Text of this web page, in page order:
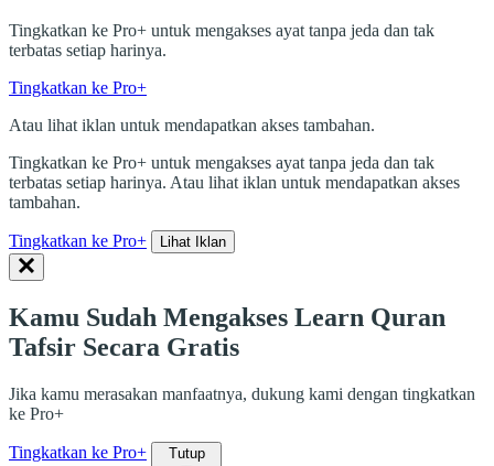
Tingkatkan ke Pro+ untuk mengakses ayat tanpa jeda dan tak
terbatas setiap harinya.
Tingkatkan ke Pro+
Atau lihat iklan untuk mendapatkan akses tambahan.
Tingkatkan ke Pro+ untuk mengakses ayat tanpa jeda dan tak
terbatas setiap harinya. Atau lihat iklan untuk mendapatkan akses
tambahan.
Tingkatkan ke Pro+ Lihat Iklan
Kamu Sudah Mengakses Learn Quran
Tafsir Secara Gratis
Jika kamu merasakan manfaatnya, dukung kami dengan tingkatkan
ke Pro+
Tingkatkan ke Pro+ Tutup